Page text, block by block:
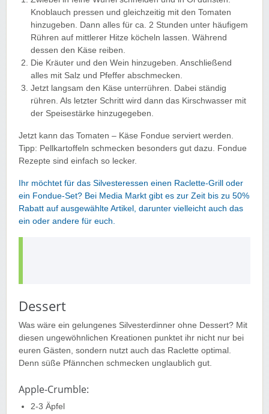
Knoblauch pressen und gleichzeitig mit den Tomaten
hinzugeben. Dann alles für ca. 2 Stunden unter häufigem
Rühren auf mittlerer Hitze köcheln lassen. Während
dessen den Käse reiben.
Die Kräuter und den Wein hinzugeben. Anschließend
alles mit Salz und Pfeffer abschmecken.
Jetzt langsam den Käse unterrühren. Dabei ständig
rühren. Als letzter Schritt wird dann das Kirschwasser mit
der Speisestärke hinzugegeben.
Jetzt kann das Tomaten – Käse Fondue serviert werden.
Tipp: Pellkartoffeln schmecken besonders gut dazu. Fondue
Rezepte sind einfach so lecker.
Ihr möchtet für das Silvesteressen einen Raclette-Grill oder
ein Fondue-Set? Bei Media Markt gibt es zur Zeit bis zu 50%
Rabatt auf ausgewählte Artikel, darunter vielleicht auch das
ein oder andere für euch.
Dessert
Was wäre ein gelungenes Silvesterdinner ohne Dessert? Mit
diesen ungewöhnlichen Kreationen punktet ihr nicht nur bei
euren Gästen, sondern nutzt auch das Raclette optimal.
Denn süße Pfännchen schmecken unglaublich gut.
Apple-Crumble:
2-3 Äpfel